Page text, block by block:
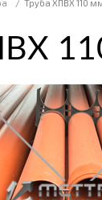
/ Труба ХПВХ 110